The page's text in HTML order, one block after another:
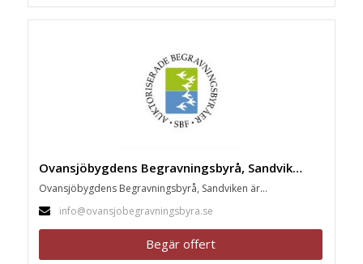
Ovansjöbygdens Begravningsbyrå, Sandviken
Ovansjöbygdens Begravningsbyrå, Sandviken är...
info@ovansjobegravningsbyra.se
Begär offert